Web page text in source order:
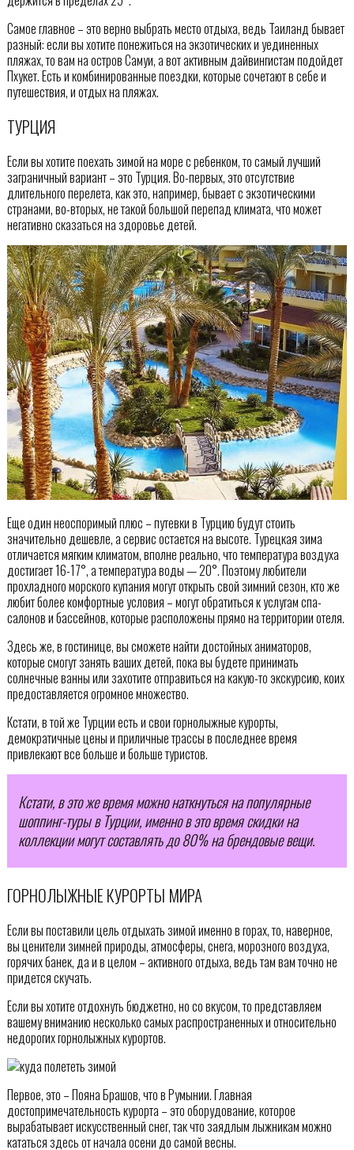
Самое главное – это верно выбрать место отдыха, ведь Таиланд бывает
разный: если вы хотите понежиться на экзотических и уединенных
пляжах, то вам на остров Самуи, а вот активным дайвингистам подойдет
Пхукет. Есть и комбинированные поездки, которые сочетают в себе и
путешествия, и отдых на пляжах.
ТУРЦИЯ
Если вы хотите поехать зимой на море с ребенком, то самый лучший
заграничный вариант – это Турция. Во-первых, это отсутствие
длительного перелета, как это, например, бывает с экзотическими
странами, во-вторых, не такой большой перепад климата, что может
негативно сказаться на здоровье детей.
Еще один неоспоримый плюс – путевки в Турцию будут стоить
значительно дешевле, а сервис остается на высоте. Турецкая зима
отличается мягким климатом, вполне реально, что температура воздуха
достигает 16-17°, а температура воды — 20°. Поэтому любители
прохладного морского купания могут открыть свой зимний сезон, кто же
любит более комфортные условия – могут обратиться к услугам спа-
салонов и бассейнов, которые расположены прямо на территории отеля.
Здесь же, в гостинице, вы сможете найти достойных аниматоров,
которые смогут занять ваших детей, пока вы будете принимать
солнечные ванны или захотите отправиться на какую-то экскурсию, коих
предоставляется огромное множество.
Кстати, в той же Турции есть и свои горнолыжные курорты,
демократичные цены и приличные трассы в последнее время
привлекают все больше и больше туристов.
Кстати, в это же время можно наткнуться на популярные
шоппинг-туры в Турции, именно в это время скидки на
коллекции могут составлять до 80% на брендовые вещи.
ГОРНОЛЫЖНЫЕ КУРОРТЫ МИРА
Если вы поставили цель отдыхать зимой именно в горах, то, наверное,
вы ценители зимней природы, атмосферы, снега, морозного воздуха,
горячих банек, да и в целом – активного отдыха, ведь там вам точно не
придется скучать.
Если вы хотите отдохнуть бюджетно, но со вкусом, то представляем
вашему вниманию несколько самых распространенных и относительно
недорогих горнолыжных курортов.
Первое, это – Пояна Брашов, что в Румынии. Главная
достопримечательность курорта – это оборудование, которое
вырабатывает искусственный снег, так что заядлым лыжникам можно
кататься здесь от начала осени до самой весны.